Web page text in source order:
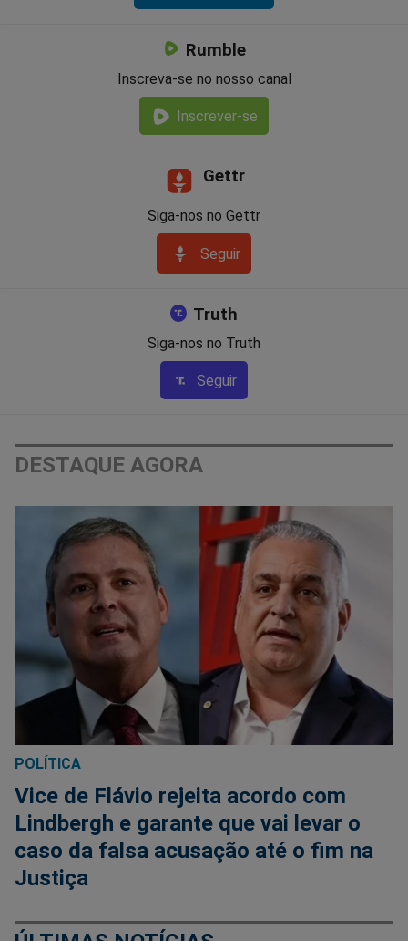
Rumble
Inscreva-se no nosso canal
Inscrever-se
Gettr
Siga-nos no Gettr
Seguir
Truth
Siga-nos no Truth
Seguir
DESTAQUE AGORA
POLÍTICA
Vice de Flávio rejeita acordo com
Lindbergh e garante que vai levar o
caso da falsa acusação até o fim na
Justiça